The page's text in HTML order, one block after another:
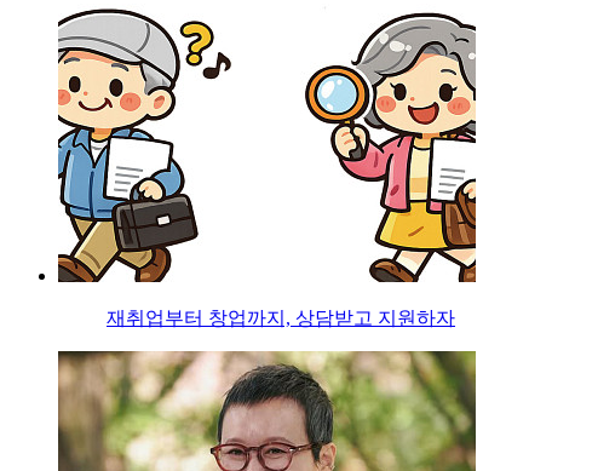
재취업부터 창업까지, 상담받고 지원하자